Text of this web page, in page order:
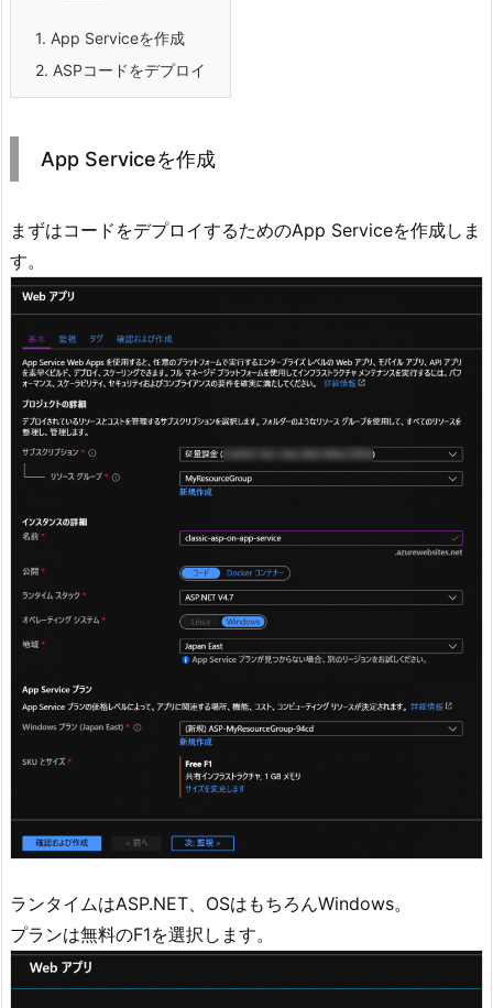
1. App Serviceを作成
2. ASPコードをデプロイ
App Serviceを作成
まずはコードをデプロイするためのApp Serviceを作成しま
す。
ランタイムはASP.NET、OSはもちろんWindows。
プランは無料のF1を選択します。